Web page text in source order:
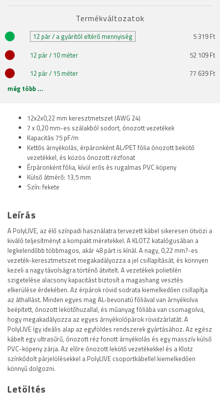
Termékváltozatok
12 pár / a gyáritól eltérő mennyiség
5 319 Ft
12 pár / 10 méter
52 109 Ft
12 pár / 15 méter
77 639 Ft
még több ...
12x2x0,22 mm keresztmetszet (AWG 24)
7 x 0,20 mm-es szálakból sodort, ónozott vezetékek
Kapacitás 75 pF/m
Kettős árnyékolás, érpáronként AL/PET fólia ónozott bekötő
vezetékkel, és közös ónozott rézfonat
Érpáronként fólia, kívül erős és rugalmas PVC köpeny
Külső átmérő: 13,5 mm
Szín: fekete
Leírás
A PolyLIVE, az élő színpadi használatra tervezett kábel sikeresen ötvözi a
kiváló teljesítményt a kompakt méretekkel. A KLOTZ katalógusában a
legkelendőbb többmagos, akár 48 párt is kínál. A nagy, 0,22 mm?-es
vezeték-keresztmetszet megakadályozza a jel csillapítását, és könnyen
kezeli a nagy távolságra történő átvitelt. A vezetékek polietilén
szigetelése alacsony kapacitást biztosít a magashang vesztés
elkerülése érdekében. Az érpárok rövid sodrata kiemelkedően csillapítja
az áthallást. Minden egyes mag AL-bevonatú fóliával van árnyékolva
beépített, ónozott lekötőhuzallal, és műanyag fóliába van csomagolva,
hogy megakadályozza az egyes árnyékolópárok rövidzárlatát. A
PolyLIVE így ideális alap az egyföldes rendszerek gyártásához. Az egész
kábelt egy ultrasűrű, ónozott réz fonott árnyékolás és egy masszív külső
PVC-köpeny zárja. Az előre ónozott lekötő vezetékekkel és a Klotz
színkódolt párjelölésekkel a PolyLIVE csoportkábellel kiemelkedően
könnyű dolgozni.
Letöltés